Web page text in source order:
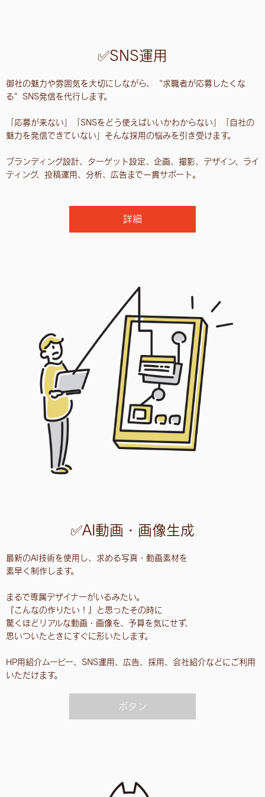
✅SNS運用
御社の魅力や雰囲気を大切にしながら、“求職者が応募したくな
る”SNS発信を代行します。
「応募が来ない」「SNSをどう使えばいいかわからない」「自社の
魅力を発信できていない」そんな採用の悩みを引き受けます。
ブランディング設計、ターゲット設定、企画、撮影、デザイン、ライ
ティング、投稿運用、分析、広告まで一貫サポート。
詳細
✅AI動画・画像生成
最新のAI技術を使用し、求める写真・動画素材を
素早く制作します。
まるで専属デザイナーがいるみたい。
『こんなの作りたい！』と思ったその時に
驚くほどリアルな動画・画像を、予算を気にせず、
思いついたときにすぐに形いたします。
HP用紹介ムービー、SNS運用、広告、採用、会社紹介などにご利用
いただけます。
ボタン